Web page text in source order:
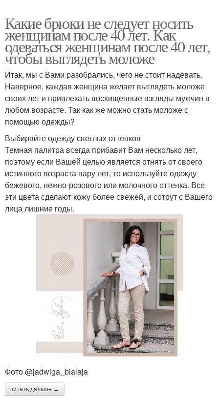
Какие брюки не следует носить
женщинам после 40 лет. Как
одеваться женщинам после 40 лет,
чтобы выглядеть моложе
Итак, мы с Вами разобрались, чего не стоит надевать.
Наверное, каждая женщина желает выглядеть моложе
своих лет и привлекать восхищенные взгляды мужчин в
любом возрасте. Так как же можно стать моложе с
помощью одежды?
Выбирайте одежду светлых оттенков
Темная палитра всегда прибавит Вам несколько лет,
поэтому если Вашей целью является отнять от своего
истинного возраста пару лет, то используйте одежду
бежевого, нежно-розового или молочного оттенка. Все
эти цвета сделают кожу более свежей, и сотрут с Вашего
лица лишние годы.
Фото @jadwiga_bialaja
читать дальше →